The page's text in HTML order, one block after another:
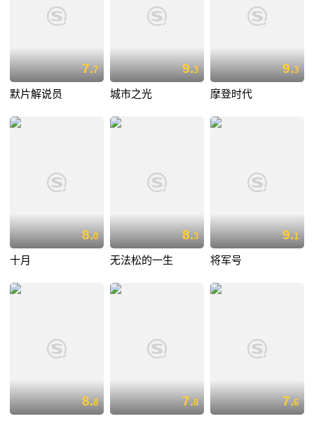
7.7
默片解说员
9.3
城市之光
9.3
摩登时代
8.0
十月
8.3
无法松的一生
9.1
将军号
8.8 7.8 7.6